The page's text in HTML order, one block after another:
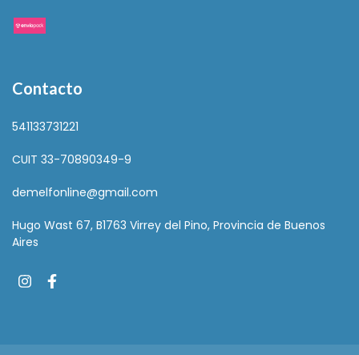
Contacto
541133731221
CUIT 33-70890349-9
demelfonline@gmail.com
Hugo Wast 67, B1763 Virrey del Pino, Provincia de Buenos
Aires